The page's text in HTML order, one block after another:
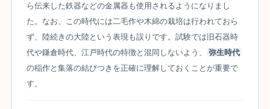
ら伝来した鉄器などの金属器も使用されるようになりまし
た。なお、この時代には二毛作や木綿の栽培は行われておら
ず、陸続きの大陸という表現も誤りです。試験では旧石器時
代や鎌倉時代、江戸時代の特徴と混同しないよう、
弥生時代
の稲作と集落の結びつきを正確に理解しておくことが重要で
す。